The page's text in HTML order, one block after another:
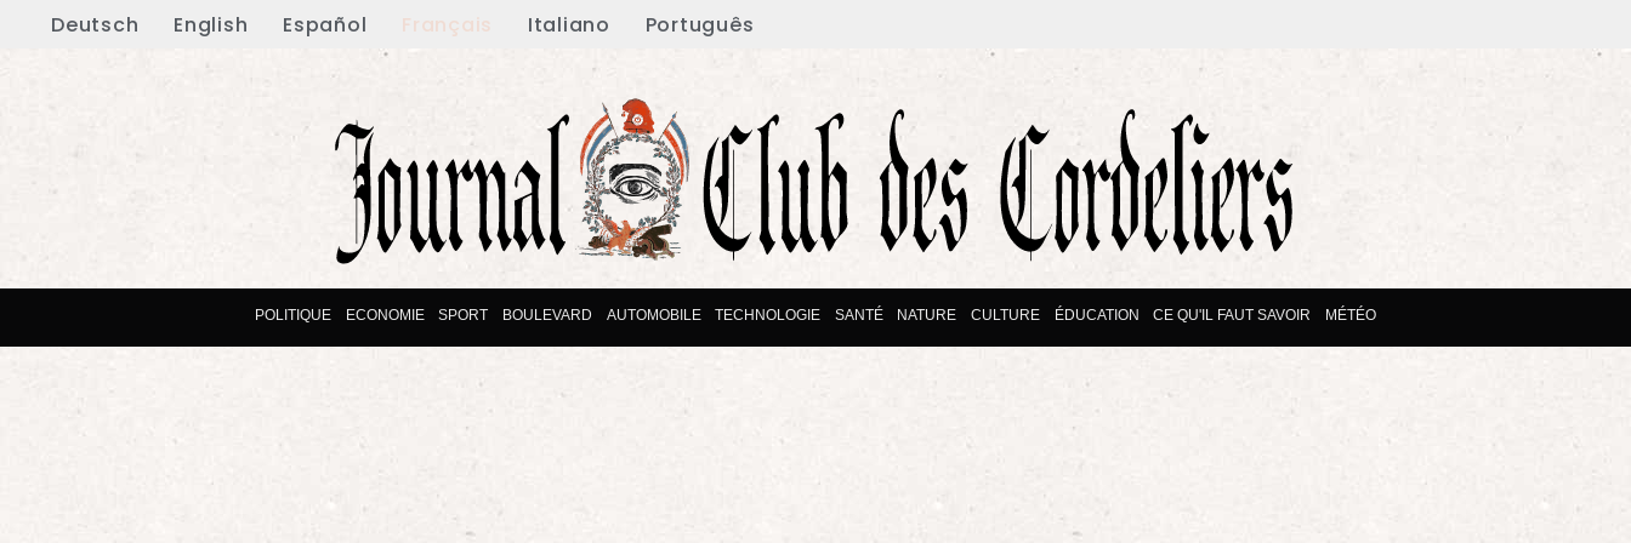
Deutsch English Español Français Italiano Português
POLITIQUE ECONOMIE SPORT BOULEVARD AUTOMOBILE TECHNOLOGIE SANTÉ NATURE CULTURE ÉDUCATION CE QU'IL FAUT SAVOIR MÉTÉO